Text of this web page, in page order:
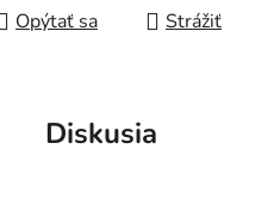
Opýtať sa
Strážiť
Diskusia